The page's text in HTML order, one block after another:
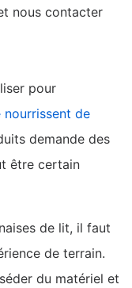
nous contacter
pour
nourrissent de
demande des
être certain
de lit, il faut
de terrain.
du matériel et